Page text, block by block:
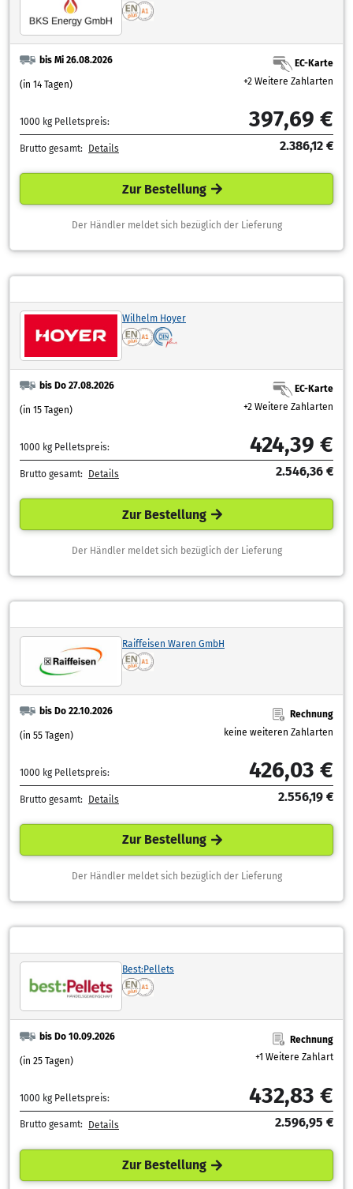
bis Mi 26.08.2026
(in 14 Tagen)
EC-Karte
+2 Weitere Zahlarten
1000 kg Pelletspreis: 397,69 €
Brutto gesamt: Details 2.386,12 €
Zur Bestellung
Der Händler meldet sich bezüglich der Lieferung
Wilhelm Hoyer
bis Do 27.08.2026
(in 15 Tagen)
EC-Karte
+2 Weitere Zahlarten
1000 kg Pelletspreis: 424,39 €
Brutto gesamt: Details 2.546,36 €
Zur Bestellung
Der Händler meldet sich bezüglich der Lieferung
Raiffeisen Waren GmbH
bis Do 22.10.2026
(in 55 Tagen)
Rechnung
keine weiteren Zahlarten
1000 kg Pelletspreis: 426,03 €
Brutto gesamt: Details 2.556,19 €
Zur Bestellung
Der Händler meldet sich bezüglich der Lieferung
Best:Pellets
bis Do 10.09.2026
(in 25 Tagen)
Rechnung
+1 Weitere Zahlart
1000 kg Pelletspreis: 432,83 €
Brutto gesamt: Details 2.596,95 €
Zur Bestellung